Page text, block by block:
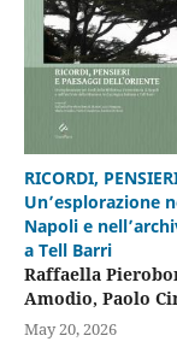
RICORDI,
Un’esplorazione
Napoli e
a Tell Barri
Raffaella
Amodio, Paolo
May 20, 2026